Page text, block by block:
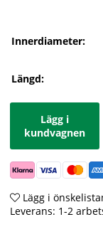
Innerdiameter:
Längd:
Lägg i
kundvagnen
Lägg i
Leverans: 1-2